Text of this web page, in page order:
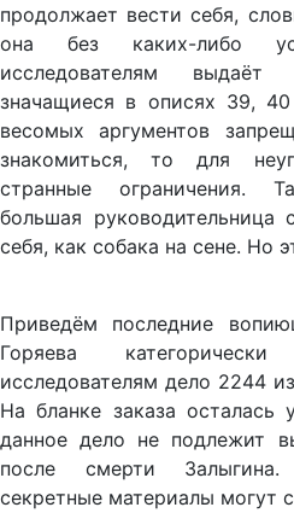
продолжает вести себя,
она без каких-либо
исследователям
значащиеся в описях 39,
весомых аргументов
знакомиться, то для
странные ограничения.
большая руководительница
себя, как собака на сене. Но
Приведём последние
Горяева
исследователям дело 2244
На бланке заказа
данное дело не подлежит
после смерти
секретные материалы могут